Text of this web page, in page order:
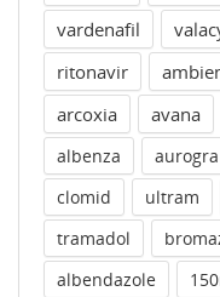
vardenafil
ritonavir
arcoxia
avana
albenza
aurogra
clomid
ultram
tramadol
albendazole